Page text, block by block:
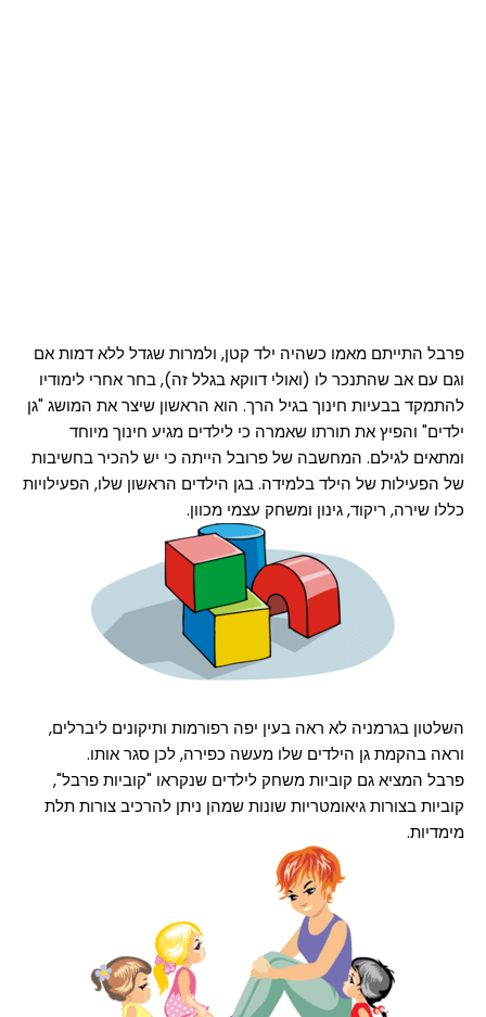
פרבל התייתם מאמו כשהיה ילד קטן, ולמרות שגדל ללא דמות אם
וגם עם אב שהתנכר לו (ואולי דווקא בגלל זה), בחר אחרי לימודיו
להתמקד בבעיות חינוך בגיל הרך. הוא הראשון שיצר את המושג "גן
ילדים" והפיץ את תורתו שאמרה כי לילדים מגיע חינוך מיוחד
ומתאים לגילם. המחשבה של פרובל הייתה כי יש להכיר בחשיבות
של הפעילות של הילד בלמידה. בגן הילדים הראשון שלו, הפעילויות
כללו שירה, ריקוד, גינון ומשחק עצמי מכוון.
השלטון בגרמניה לא ראה בעין יפה רפורמות ותיקונים ליברלים,
וראה בהקמת גן הילדים שלו מעשה כפירה, לכן סגר אותו.
פרבל המציא גם קוביות משחק לילדים שנקראו "קוביות פרבל",
קוביות בצורות גיאומטריות שונות שמהן ניתן להרכיב צורות תלת
מימדיות.